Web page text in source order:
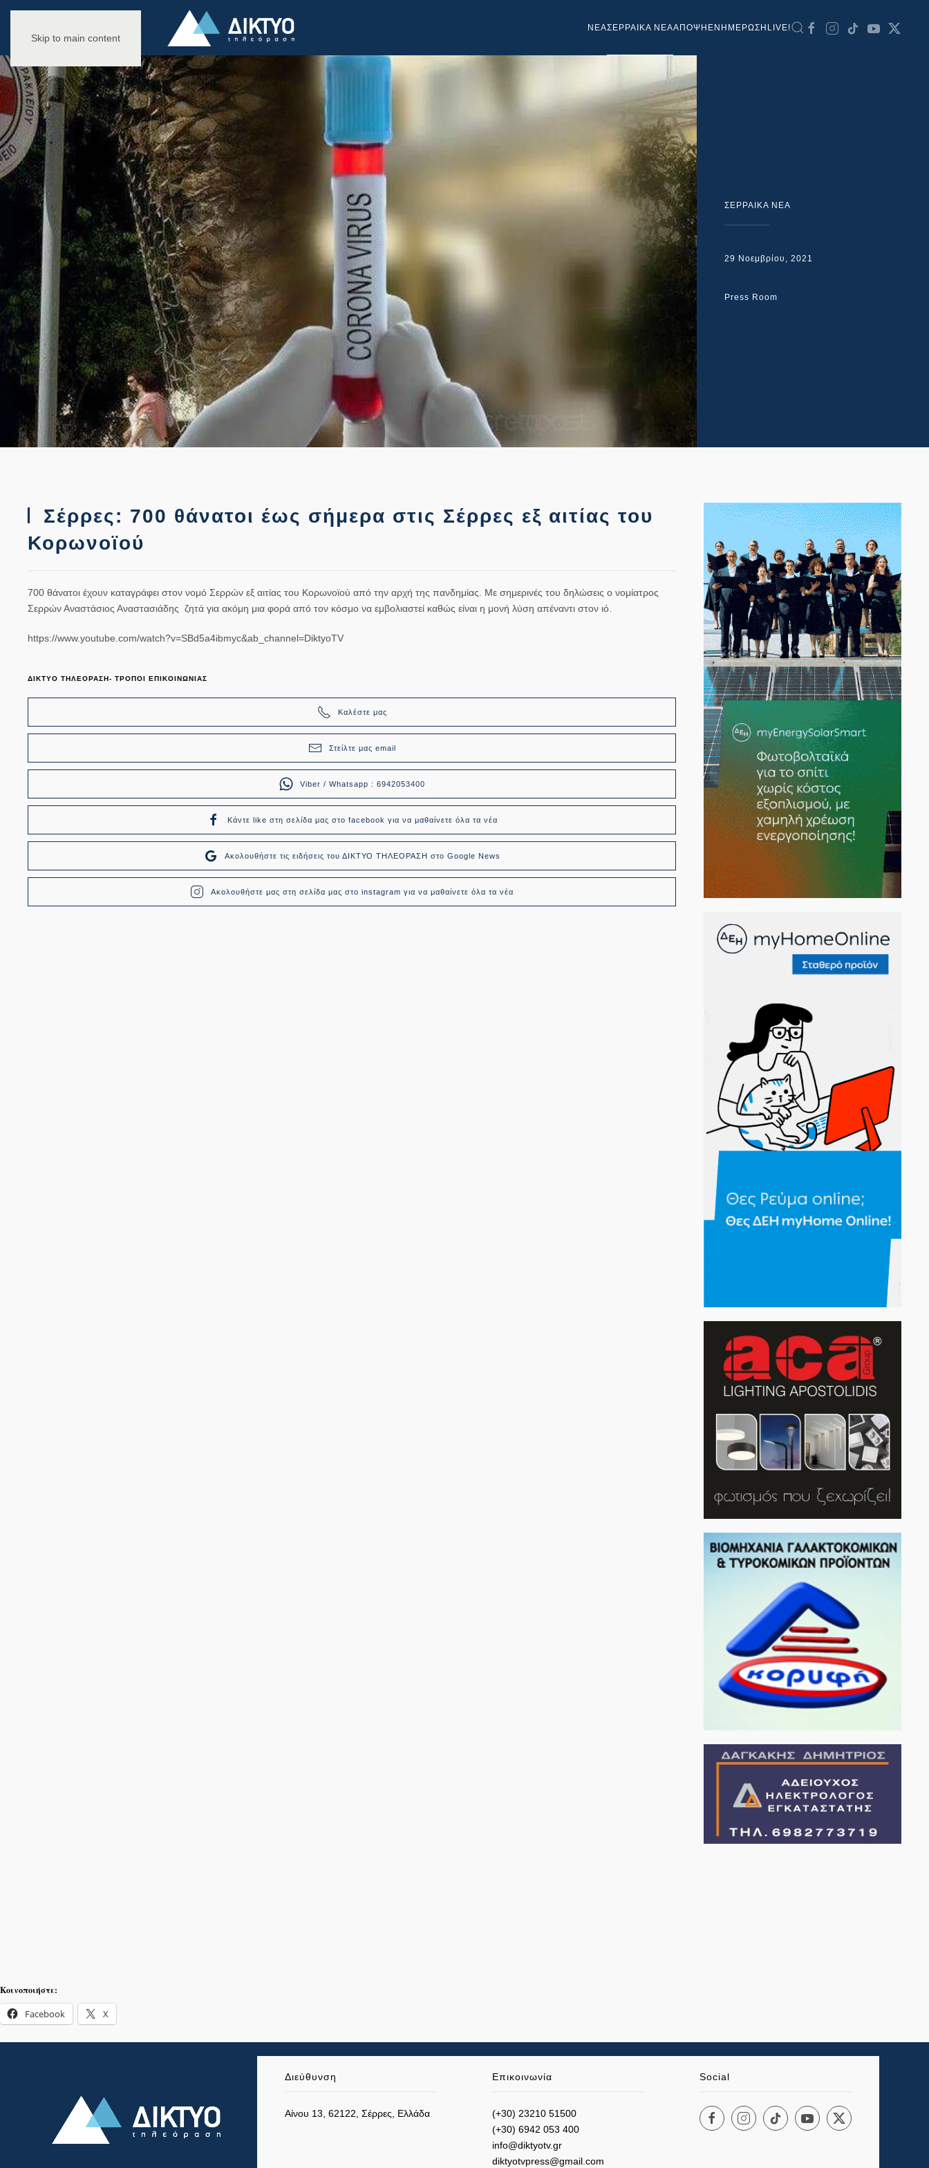
Skip to main content
NEAΣΕΡΡΑΙΚΑ ΝΕΑΑΠΟΨΗ ΕΝΗΜΕΡΩΣΗ LIVE!
ΣΕΡΡΑΙΚΑ ΝΕΑ
29 Νοεμβρίου, 2021
Press Room
Σέρρες: 700 θάνατοι έως σήμερα στις Σέρρες εξ αιτίας του
Κορωνοϊού
700 θάνατοι έχουν καταγράφει στον νομό Σερρών εξ αιτίας του Κορωνοϊού από την αρχή της πανδημίας. Με σημερινές του δηλώσεις ο νομίατρος
Σερρών Αναστάσιος Αναστασιάδης ζητά για ακόμη μια φορά από τον κόσμο να εμβολιαστεί καθώς είναι η μονή λύση απέναντι στον ιό.
https://www.youtube.com/watch?v=SBd5a4ibmyc&ab_channel=DiktyoTV
ΔΙΚΤΥΟ ΤΗΛΕΟΡΑΣΗ- ΤΡΟΠΟΙ ΕΠΙΚΟΙΝΩΝΙΑΣ
Καλέστε μας
Στείλτε μας email
Viber / Whatsapp : 6942053400
Κάντε like στη σελίδα μας στο facebook για να μαθαίνετε όλα τα νέα
Ακολουθήστε τις ειδήσεις του ΔΙΚΤΥΟ ΤΗΛΕΟΡΑΣΗ στο Google News
Ακολουθήστε μας στη σελίδα μας στο instagram για να μαθαίνετε όλα τα νέα
Κοινοποιήστε:
Facebook X
Διεύθυνση
Αίνου 13, 62122, Σέρρες, Ελλάδα
Επικοινωνία
(+30) 23210 51500
(+30) 6942 053 400
info@diktyotv.gr
diktyotvpress@gmail.com
Social